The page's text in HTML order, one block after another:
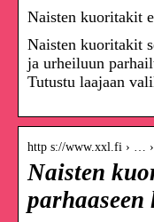
Naisten kuoritakit
Naisten kuoritakit
ja urheiluun
Tutustu laajaan
http s://www.xxl.fi › … ›
Naisten